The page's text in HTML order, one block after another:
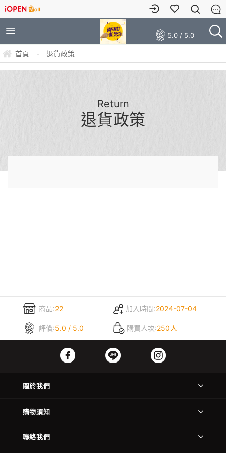
5.0 / 5.0
首頁 - 退貨政策
Return
退貨政策
商品:22 加入時間:2024-07-04
評價:5.0 / 5.0 購買人次:250人
關於我們
購物須知
聯絡我們